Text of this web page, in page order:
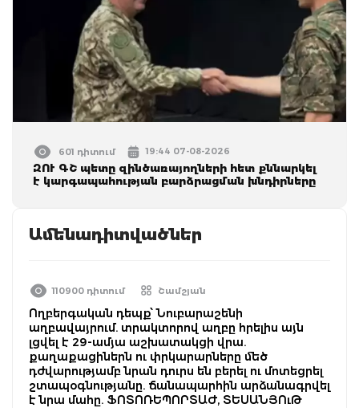
601 դիտում 19:44 07-08-2026
ԶՈՒ ԳՇ պետը զինծառայողների հետ քննարկել
է կարգապահության բարձրացման խնդիրները
Ամենադիտվածներ
110900 դիտում Շամշյան
Ողբերգական դեպք՝ Նուբարաշենի
աղբավայրում. տրակտորով աղբը հրելիս այն
լցվել է 29-ամյա աշխատակցի վրա.
քաղաքացիներն ու փրկարարները մեծ
դժվարությամբ նրան դուրս են բերել ու մոտեցրել
շտապօգնությանը. ճանապարհին արձանագրվել
է նրա մահը. ՖՈՏՈՌԵՊՈՐՏԱԺ, ՏԵՍԱՆՅՈւԹ